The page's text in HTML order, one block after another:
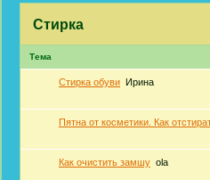
Стирка
Тема
Стирка обуви Ирина
Пятна от косметики. Как
Как очистить замшу ola